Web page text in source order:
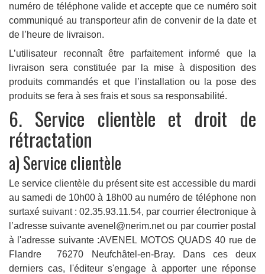
numéro de téléphone valide et accepte que ce numéro soit
communiqué au transporteur afin de convenir de la date et
de l’heure de livraison.
L’utilisateur reconnaît être parfaitement informé que la
livraison sera constituée par la mise à disposition des
produits commandés et que l’installation ou la pose des
produits se fera à ses frais et sous sa responsabilité.
6. Service clientèle et droit de
rétractation
a) Service clientèle
Le service clientèle du présent site est accessible du mardi
au samedi de 10h00 à 18h00 au numéro de téléphone non
surtaxé suivant : 02.35.93.11.54, par courrier électronique à
l’adresse suivante avenel@nerim.net ou par courrier postal
à l'adresse suivante :AVENEL MOTOS QUADS 40 rue de
Flandre 76270 Neufchâtel-en-Bray. Dans ces deux
derniers cas, l'éditeur s'engage à apporter une réponse